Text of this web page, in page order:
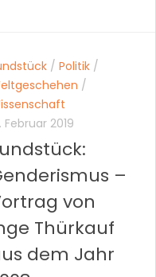
/ Politik /
/
Februar 2019
–
von
Thürkauf
dem Jahr